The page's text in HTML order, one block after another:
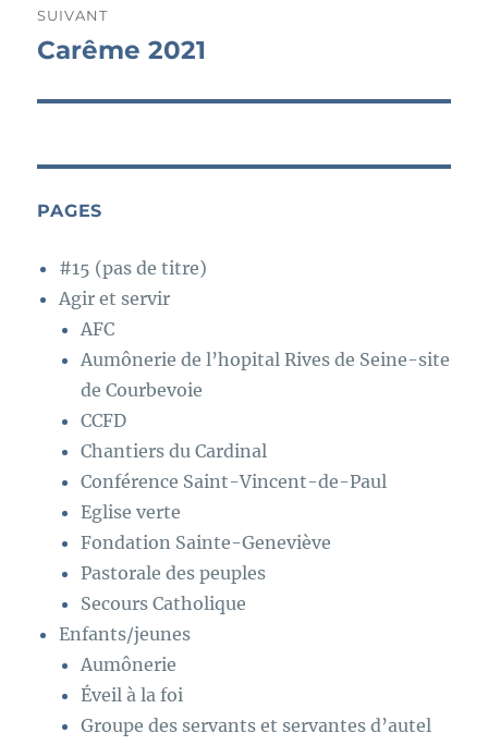
SUIVANT
Publication
Carême 2021
PAGES
#15 (pas de titre)
Agir et servir
AFC
Aumônerie de l’hopital Rives de Seine-site
de Courbevoie
CCFD
Chantiers du Cardinal
Conférence Saint-Vincent-de-Paul
Eglise verte
Fondation Sainte-Geneviève
Pastorale des peuples
Secours Catholique
Enfants/jeunes
Aumônerie
Éveil à la foi
Groupe des servants et servantes d’autel